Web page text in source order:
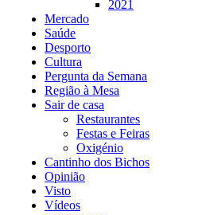
2021
Mercado
Saúde
Desporto
Cultura
Pergunta da Semana
Região à Mesa
Sair de casa
Restaurantes
Festas e Feiras
Oxigénio
Cantinho dos Bichos
Opinião
Visto
Vídeos